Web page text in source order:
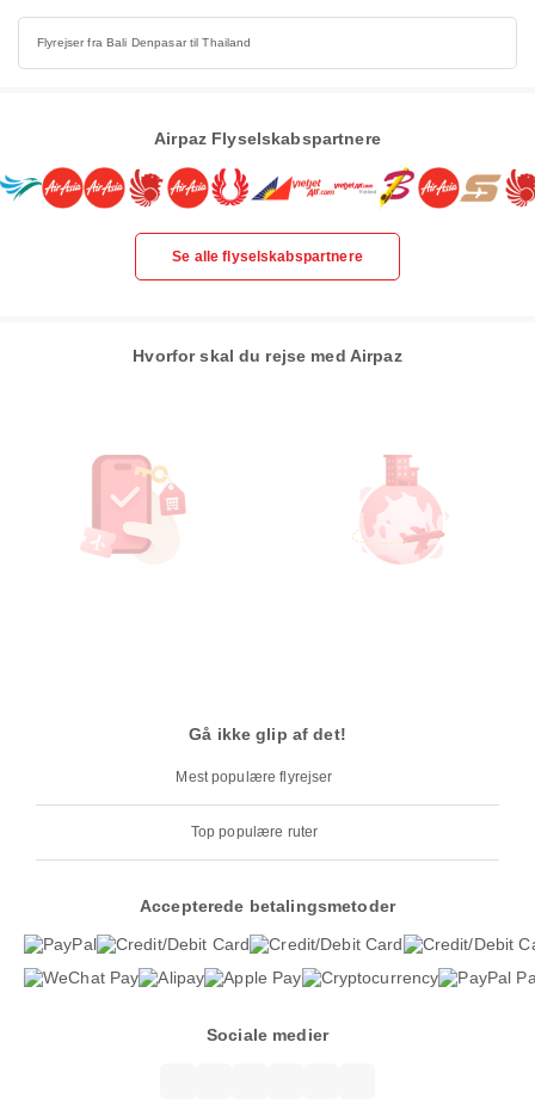
Flyrejser fra Bali Denpasar til Thailand
Airpaz Flyselskabspartnere
Se alle flyselskabspartnere
Hvorfor skal du rejse med Airpaz
Gå ikke glip af det!
Mest populære flyrejser
Top populære ruter
Accepterede betalingsmetoder
Sociale medier